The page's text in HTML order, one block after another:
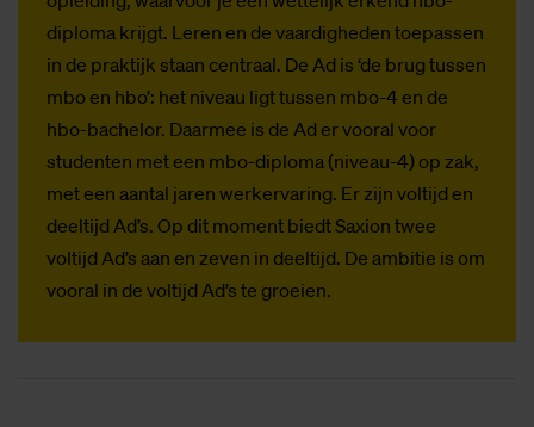
diploma krijgt. Leren en de vaardigheden toepassen
in de praktijk staan centraal. De Ad is ‘de brug tussen
mbo en hbo’: het niveau ligt tussen mbo-4 en de
hbo-bachelor. Daarmee is de Ad er vooral voor
studenten met een mbo-diploma (niveau-4) op zak,
met een aantal jaren werkervaring. Er zijn voltijd en
deeltijd Ad’s. Op dit moment biedt Saxion twee
voltijd Ad’s aan en zeven in deeltijd. De ambitie is om
vooral in de voltijd Ad’s te groeien.